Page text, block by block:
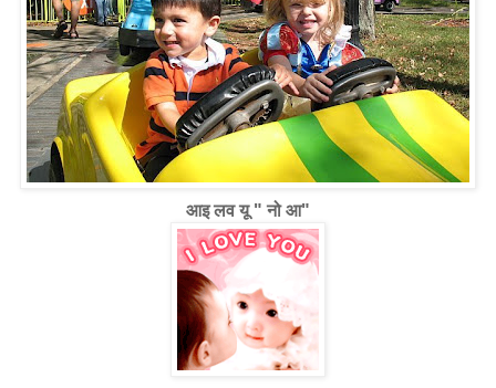
आइलव यू " नो आ"